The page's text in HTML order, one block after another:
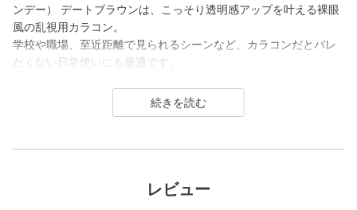
ンデー） デートブラウンは、こっそり透明感アップを叶える裸眼
風の乱視用カラコン。
学校や職場、至近距離で見られるシーンなど、カラコンだとバレ
たくない日常使いにも最適です。
げなく瞳の印象アップをしたい方や大人世代の方にもおすすめで
candy magic 1day（キャンディーマジック ワンデー）は2007年
幅広い世代から愛されるロングセラーコンタクトレンズブラン
レビュー